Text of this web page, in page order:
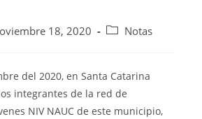
18, 2020 Notas
del 2020, en Santa Catarina
integrantes de la red de
NIV NAUC de este municipio,